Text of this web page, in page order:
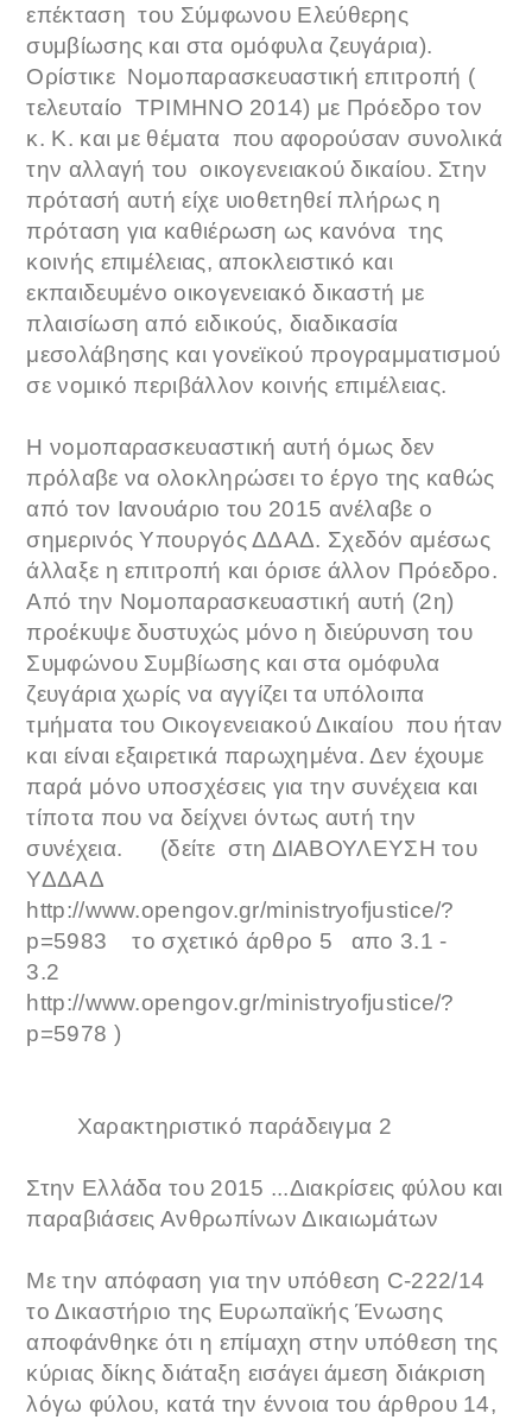
επέκταση του Σύμφωνου Ελεύθερης
συμβίωσης και στα ομόφυλα ζευγάρια).
Ορίστικε Νομοπαρασκευαστική επιτροπή (
τελευταίο ΤΡΙΜΗΝΟ 2014) με Πρόεδρο τον
κ. Κ. και με θέματα που αφορούσαν συνολικά
την αλλαγή του οικογενειακού δικαίου. Στην
πρότασή αυτή είχε υιοθετηθεί πλήρως η
πρόταση για καθιέρωση ως κανόνα της
κοινής επιμέλειας, αποκλειστικό και
εκπαιδευμένο οικογενειακό δικαστή με
πλαισίωση από ειδικούς, διαδικασία
μεσολάβησης και γονεϊκού προγραμματισμού
σε νομικό περιβάλλον κοινής επιμέλειας.
Η νομοπαρασκευαστική αυτή όμως δεν
πρόλαβε να ολοκληρώσει το έργο της καθώς
από τον Ιανουάριο του 2015 ανέλαβε ο
σημερινός Υπουργός ΔΔΑΔ. Σχεδόν αμέσως
άλλαξε η επιτροπή και όρισε άλλον Πρόεδρο.
Από την Νομοπαρασκευαστική αυτή (2η)
προέκυψε δυστυχώς μόνο η διεύρυνση του
Συμφώνου Συμβίωσης και στα ομόφυλα
ζευγάρια χωρίς να αγγίζει τα υπόλοιπα
τμήματα του Οικογενειακού Δικαίου που ήταν
και είναι εξαιρετικά παρωχημένα. Δεν έχουμε
παρά μόνο υποσχέσεις για την συνέχεια και
τίποτα που να δείχνει όντως αυτή την
συνέχεια. (δείτε στη ΔΙΑΒΟΥΛΕΥΣΗ του
ΥΔΔΑΔ
http://www.opengov.gr/ministryofjustice/?
p=5983 το σχετικό άρθρο 5 απο 3.1 -
3.2
http://www.opengov.gr/ministryofjustice/?
p=5978 )
Χαρακτηριστικό παράδειγμα 2
Στην Ελλάδα του 2015 ...Διακρίσεις φύλου και
παραβιάσεις Ανθρωπίνων Δικαιωμάτων
Με την απόφαση για την υπόθεση C-222/14
το Δικαστήριο της Ευρωπαϊκής Ένωσης
αποφάνθηκε ότι η επίμαχη στην υπόθεση της
κύριας δίκης διάταξη εισάγει άμεση διάκριση
λόγω φύλου, κατά την έννοια του άρθρου 14,